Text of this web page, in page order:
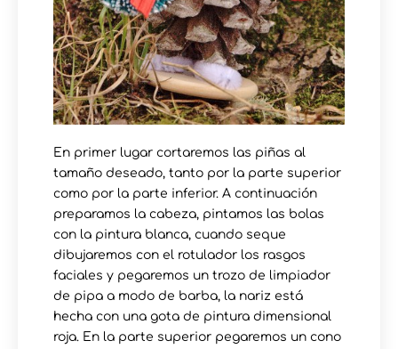
En primer lugar cortaremos las piñas al
tamaño deseado, tanto por la parte superior
como por la parte inferior. A continuación
preparamos la cabeza, pintamos las bolas
con la pintura blanca, cuando seque
dibujaremos con el rotulador los rasgos
faciales y pegaremos un trozo de limpiador
de pipa a modo de barba, la nariz está
hecha con una gota de pintura dimensional
roja. En la parte superior pegaremos un cono